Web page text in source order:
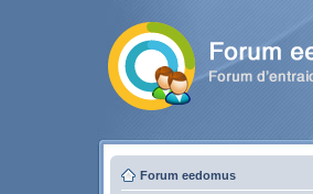
Forum eedomus